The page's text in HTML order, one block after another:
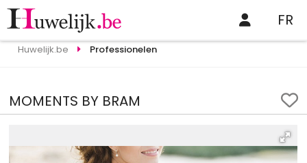
FR
Huwelijk.be Professionelen
MOMENTS BY BRAM